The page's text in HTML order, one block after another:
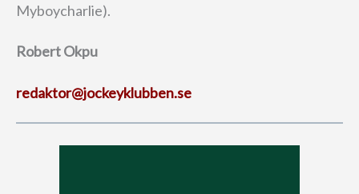
Myboycharlie).
Robert Okpu
redaktor@jockeyklubben.se